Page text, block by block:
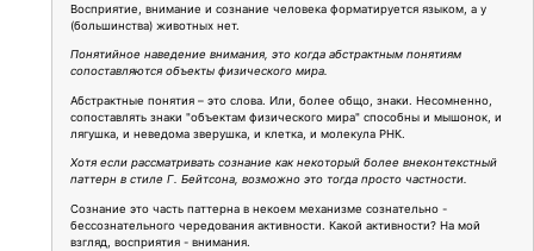
Восприятие, внимание и сознание человека форматируется языком, а у
(большинства) животных нет.
Понятийное наведение внимания, это когда абстрактным понятиям
сопоставляются объекты физического мира.
Абстрактные понятия – это слова. Или, более общо, знаки. Несомненно,
сопоставлять знаки "объектам физического мира" способны и мышонок, и
лягушка, и неведома зверушка, и клетка, и молекула РНК.
Хотя если рассматривать сознание как некоторый более внеконтекстный
паттерн в стиле Г. Бейтсона, возможно это тогда просто частности.
Сознание это часть паттерна в некоем механизме сознательно -
бессознательного чередования активности. Какой активности? На мой
взгляд, восприятия - внимания.